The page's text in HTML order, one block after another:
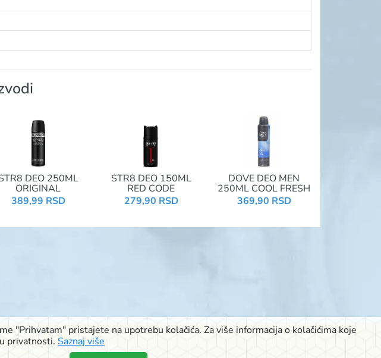
DEO 250ML
ORIGINAL
389,99 RSD
STR8 DEO 150ML
RED CODE
279,90 RSD
DOVE DEO MEN
250ML COOL FRESH
369,90 RSD
Subotica
Rajića 11,Kireška 90K
"Prihvatam" pristajete na upotrebu kolačića. Za više informacija o kolačićima koje
privatnosti. Saznaj više